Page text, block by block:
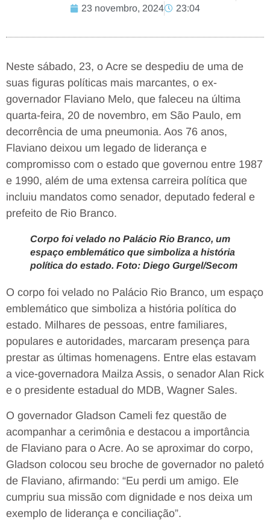
23 novembro, 2024
23:04
Neste sábado, 23, o Acre se despediu de uma de
suas figuras políticas mais marcantes, o ex-
governador Flaviano Melo, que faleceu na última
quarta-feira, 20 de novembro, em São Paulo, em
decorrência de uma pneumonia. Aos 76 anos,
Flaviano deixou um legado de liderança e
compromisso com o estado que governou entre 1987
e 1990, além de uma extensa carreira política que
incluiu mandatos como senador, deputado federal e
prefeito de Rio Branco.
Corpo foi velado no Palácio Rio Branco, um
espaço emblemático que simboliza a história
política do estado. Foto: Diego Gurgel/Secom
O corpo foi velado no Palácio Rio Branco, um espaço
emblemático que simboliza a história política do
estado. Milhares de pessoas, entre familiares,
populares e autoridades, marcaram presença para
prestar as últimas homenagens. Entre elas estavam
a vice-governadora Mailza Assis, o senador Alan Rick
e o presidente estadual do MDB, Wagner Sales.
O governador Gladson Cameli fez questão de
acompanhar a cerimônia e destacou a importância
de Flaviano para o Acre. Ao se aproximar do corpo,
Gladson colocou seu broche de governador no paletó
de Flaviano, afirmando: “Eu perdi um amigo. Ele
cumpriu sua missão com dignidade e nos deixa um
exemplo de liderança e conciliação”.